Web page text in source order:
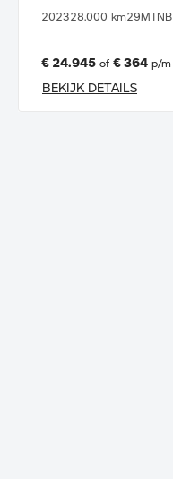
202328.000 km29MTNB
€ 24.945 of € 364 p/m
BEKIJK DETAILS